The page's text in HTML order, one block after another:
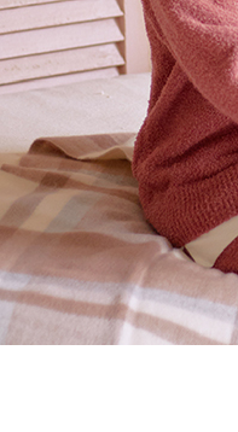
mokomokoroomパンツ
￥3,990（税込￥4,389）
この画像の全ての商品はこちら